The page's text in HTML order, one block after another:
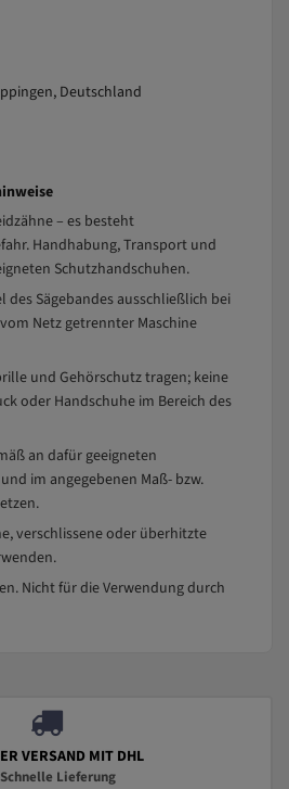
Deutschland
– es besteht
Handhabung, Transport und
Schutzhandschuhen.
des Sägebandes ausschließlich bei
Netz getrennter Maschine
und Gehörschutz tragen; keine
oder Handschuhe im Bereich des
an dafür geeigneten
im angegebenen Maß- bzw.
verschlissene oder überhitzte
Nicht für die Verwendung durch
VERSAND MIT DHL
Lieferung